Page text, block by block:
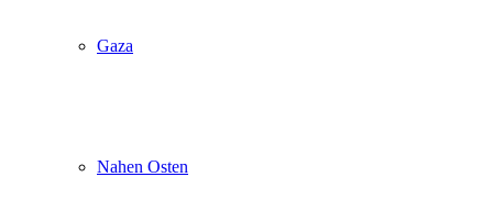
Gaza
Nahen Osten